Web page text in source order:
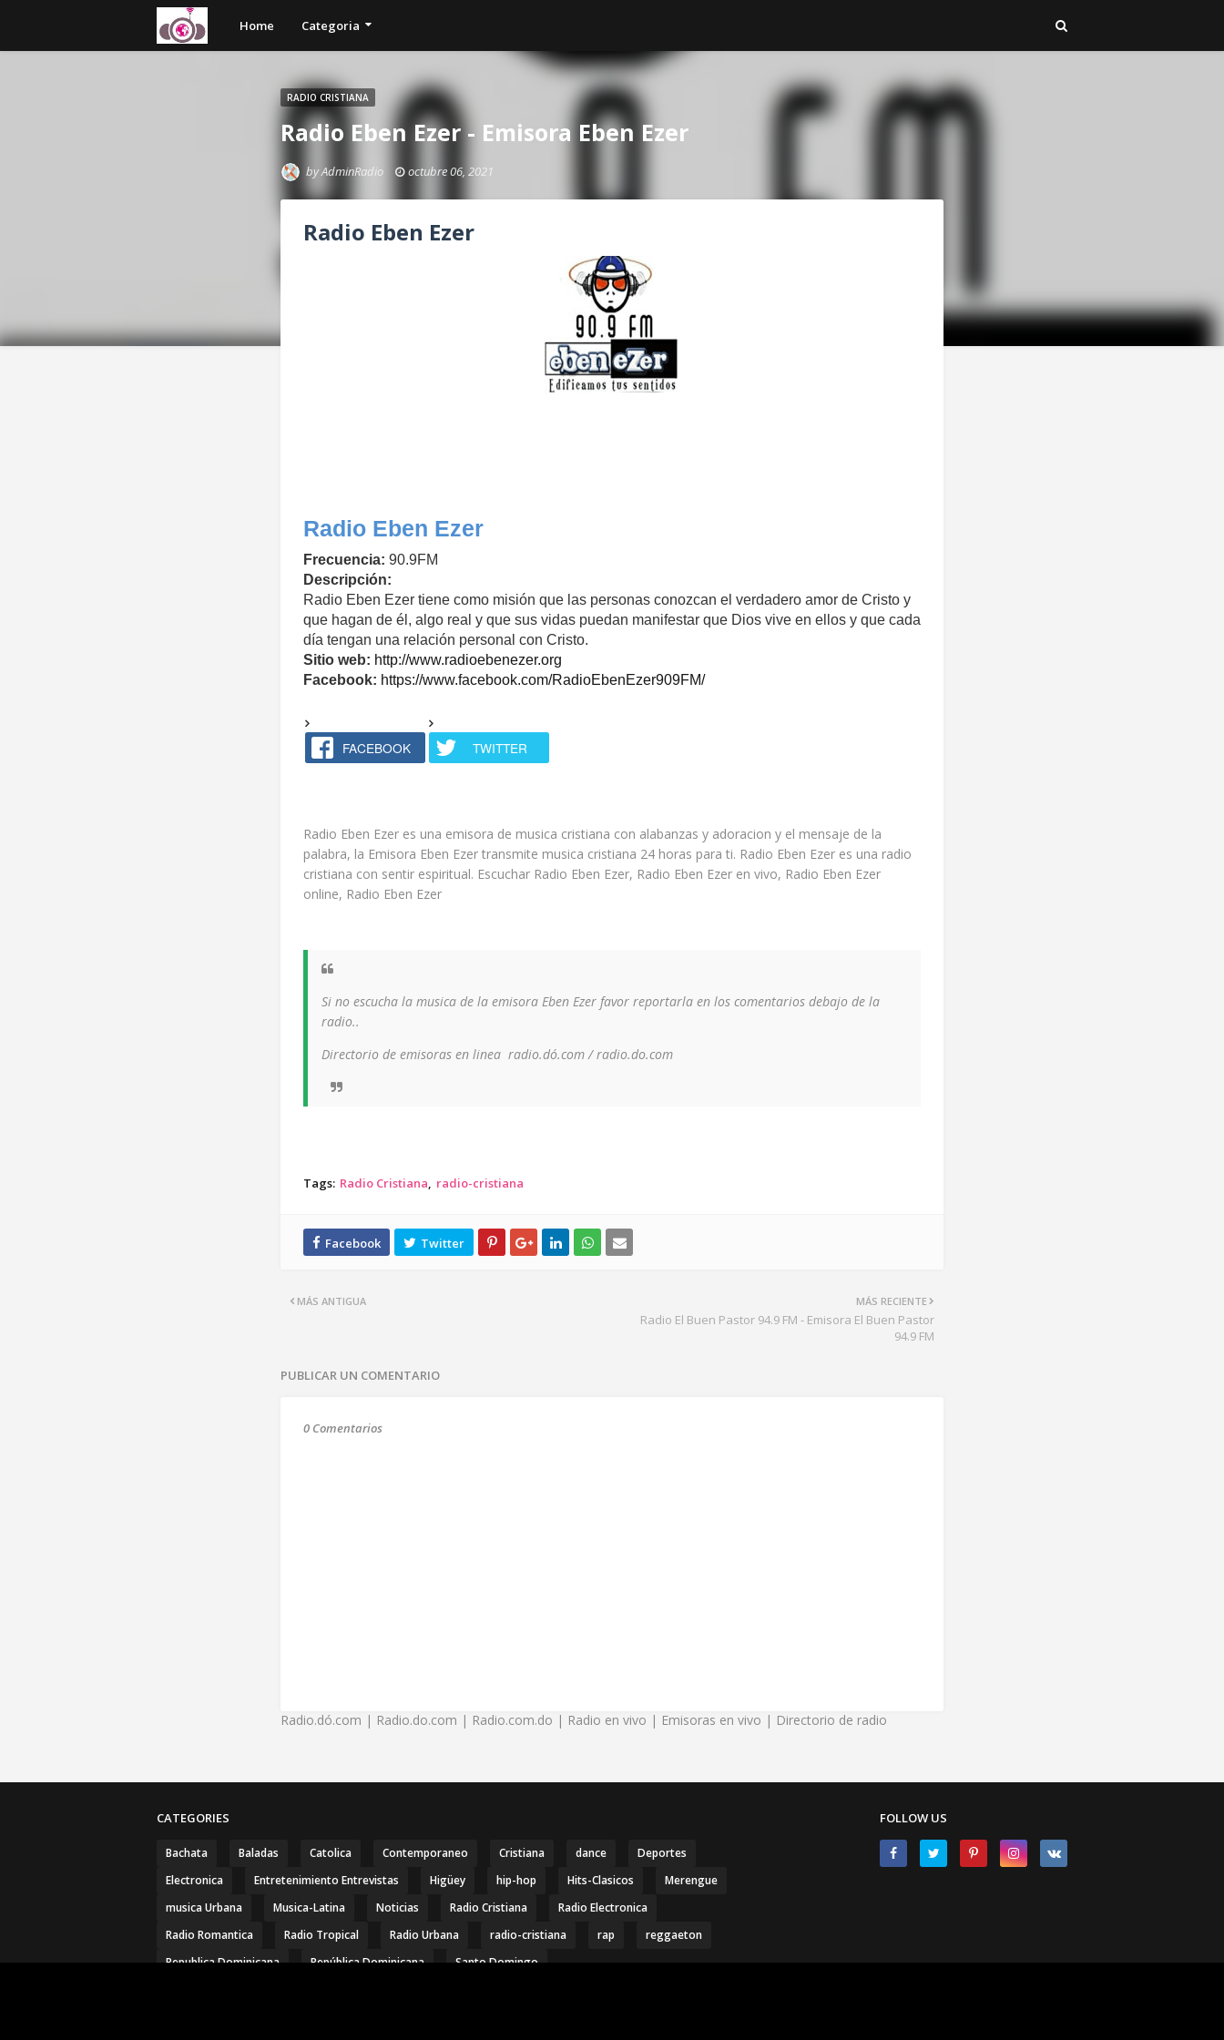
Home Categoria
RADIO CRISTIANA
Radio Eben Ezer - Emisora Eben Ezer
byAdminRadio octubre 06, 2021
Radio Eben Ezer
Radio Eben Ezer
Frecuencia: 90.9FM
Descripción:
Radio Eben Ezer tiene como misión que las personas conozcan el verdadero amor de Cristo y
que hagan de él, algo real y que sus vidas puedan manifestar que Dios vive en ellos y que cada
día tengan una relación personal con Cristo.
Sitio web: http://www.radioebenezer.org
Facebook: https://www.facebook.com/RadioEbenEzer909FM/
FACEBOOK TWITTER
Radio Eben Ezer es una emisora de musica cristiana con alabanzas y adoracion y el mensaje de la
palabra, la Emisora Eben Ezer transmite musica cristiana 24 horas para ti. Radio Eben Ezer es una radio
cristiana con sentir espiritual. Escuchar Radio Eben Ezer, Radio Eben Ezer en vivo, Radio Eben Ezer
online, Radio Eben Ezer
Si no escucha la musica de la emisora Eben Ezer favor reportarla en los comentarios debajo de la
radio..
Directorio de emisoras en linea radio.dó.com / radio.do.com
Tags: Radio Cristiana radio-cristiana
MÁS RECIENTE
Radio El Buen Pastor 94.9 FM - Emisora El Buen Pastor
94.9 FM
MÁS ANTIGUA
PUBLICAR UN COMENTARIO
0 Comentarios
Radio.dó.com | Radio.do.com | Radio.com.do | Radio en vivo | Emisoras en vivo | Directorio de radio
CATEGORIES
Bachata Baladas Catolica Contemporaneo Cristiana dance
Deportes
Electronica
Entretenimiento Entrevistas Higüey hip-hop Hits-Clasicos
Merengue
musica Urbana
Musica-Latina Noticias Radio Cristiana
Radio Electronica
Radio Romantica
Radio Tropical Radio Urbana radio-cristiana rap
reggaeton
Republica Dominicana
República Dominicana Santo Domingo
FOLLOW US